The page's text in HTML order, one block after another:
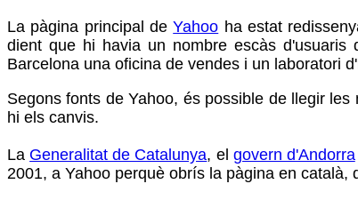
La pàgina principal deYahoo ha estat
dient que hi havia un nombre escàs d'usuaris
Barcelona una oficina de vendes i un laboratori
Segons fonts de Yahoo, és possible de llegir
hi els canvis.
La Generalitat de Catalunya, el govern d'Andorra
2001, a Yahoo perquè obrís la pàgina en català,